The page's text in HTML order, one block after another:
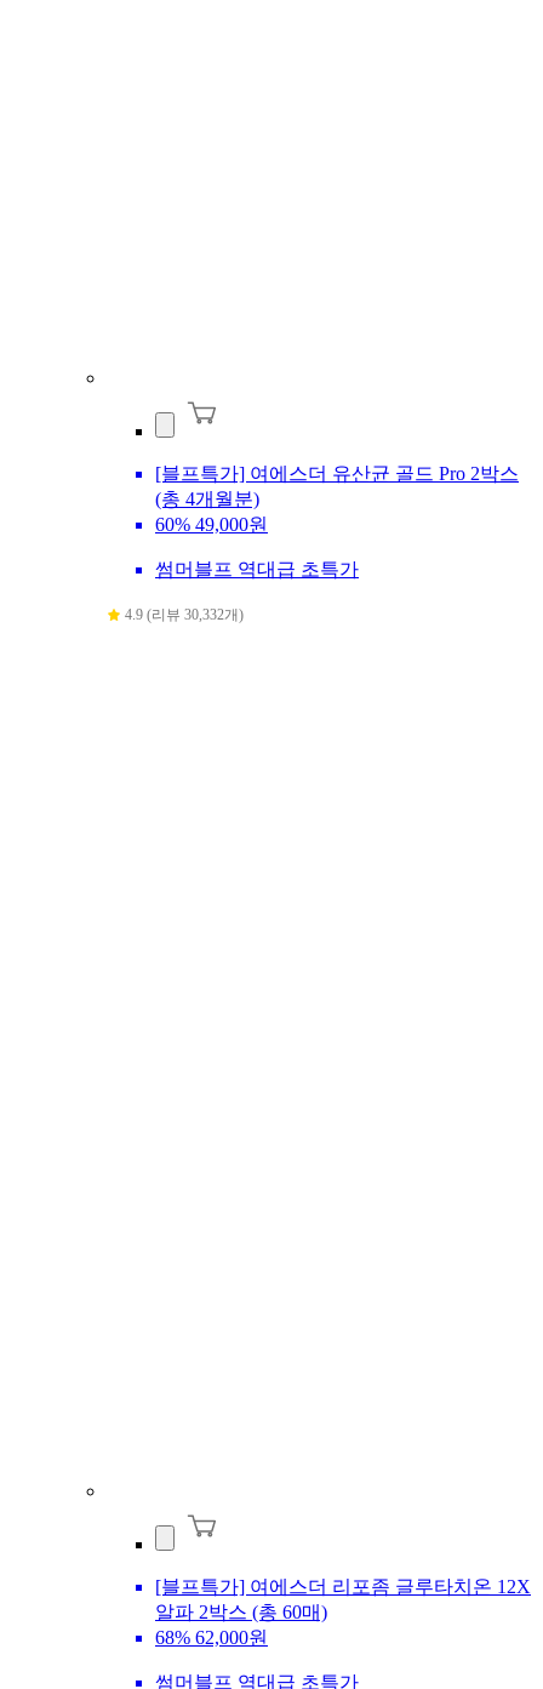
[블프특가] 여에스더 유산균 골드 Pro 2박스
(총 4개월분)
60% 49,000원
썸머블프 역대급 초특가
4.9 (리뷰 30,332개)
[블프특가] 여에스더 리포좀 글루타치온 12X
알파 2박스 (총 60매)
68% 62,000원
썸머블프 역대급 초특가